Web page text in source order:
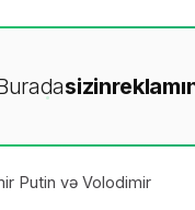
sizin
Putin və Volodimir